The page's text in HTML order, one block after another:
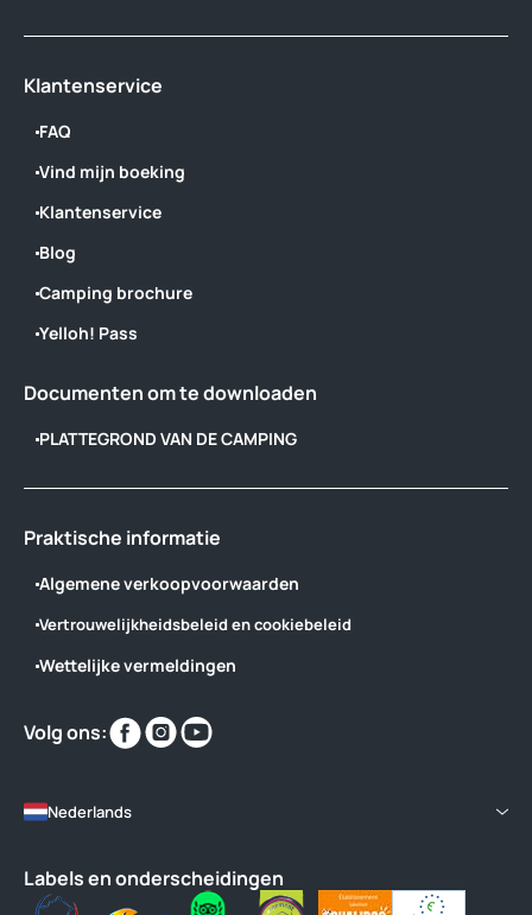
Klantenservice
FAQ
Vind mijn boeking
Klantenservice
Blog
Camping brochure
Yelloh! Pass
Documenten om te downloaden
PLATTEGROND VAN DE CAMPING
Praktische informatie
Algemene verkoopvoorwaarden
Vertrouwelijkheidsbeleid en cookiebeleid
Wettelijke vermeldingen
Volg ons:
Vind
ons
Vind
ons
Nederlands
Labels en onderscheidingen